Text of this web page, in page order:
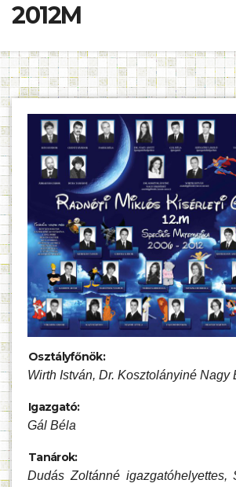
2012M
Osztályfőnök:
Wirth István, Dr. Kosztolányiné Nagy
Igazgató:
Gál Béla
Tanárok:
Dudás Zoltánné igazgatóhelyettes,